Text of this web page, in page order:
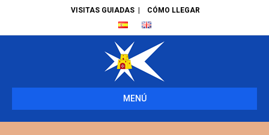
VISITAS GUIADAS CÓMO LLEGAR
MENÚ